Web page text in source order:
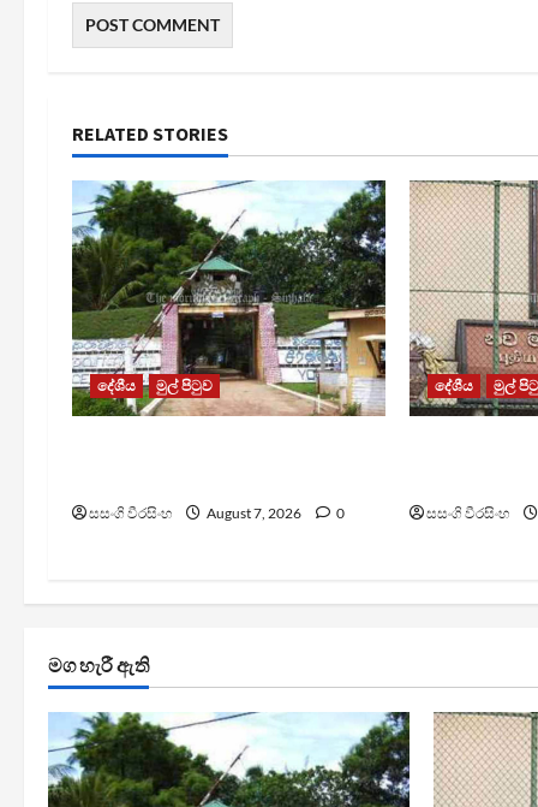
RELATED STORIES
දේශීය මුල් පිටුව
සසංගි වීරසිංහ August 7, 2026 0
දේශීය මුල්
සසංගි වීරසිංහ
මග හැරී ඇති